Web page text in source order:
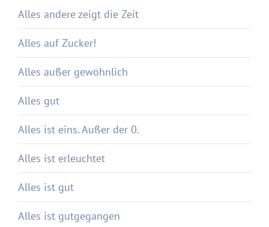
Alles andere zeigt die Zeit
Alles auf Zucker!
Alles außer gewöhnlich
Alles gut
Alles ist eins. Außer der 0.
Alles ist erleuchtet
Alles ist gut
Alles ist gutgegangen